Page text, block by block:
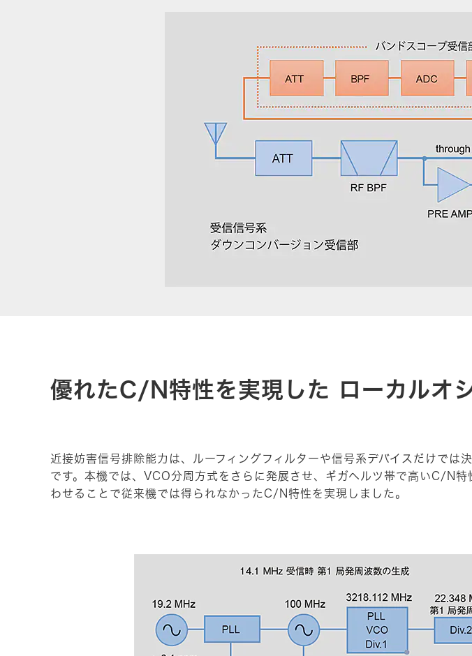
優れたC/N特性を実現した ローカルオ
近接妨害信号排除能力は、ルーフィングフィルターや信号系デバイスだけで
です。本機では、VCO分周方式をさらに発展させ、ギガヘルツ帯で高いC/N
わせることで従来機では得られなかったC/N特性を実現しました。